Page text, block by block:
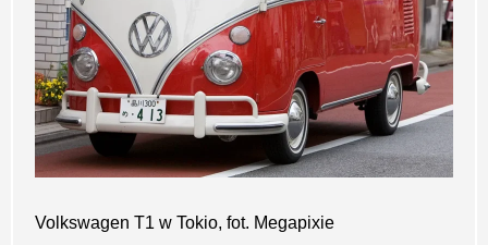
Volkswagen T1 w Tokio, fot. Megapixie